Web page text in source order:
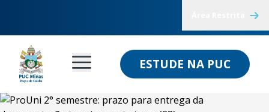
ESTUDE NA PUC